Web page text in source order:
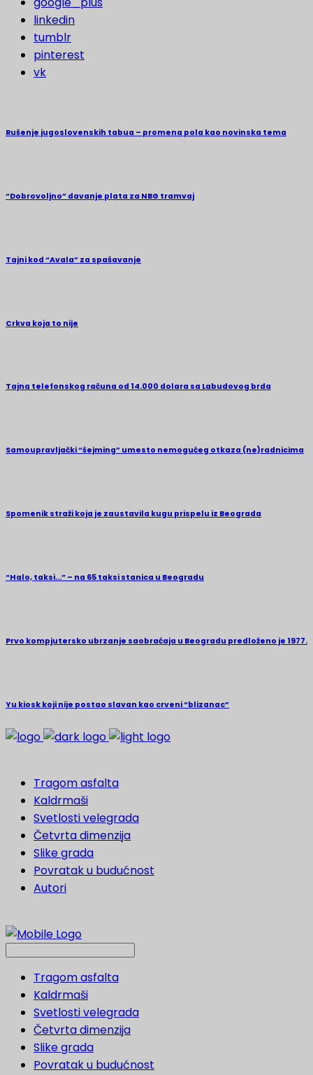
linkedin
tumblr
pinterest
vk
Rušenje jugoslovenskih tabua – promena pola kao novinska tema
“Dobrovoljno” davanje plata za NBG tramvaj
Tajni kod “Avala” za spašavanje
Crkva koja to nije
Tajna telefonskog računa od 14.000 dolara sa Labudovog brda
Samoupravljački “šejming” umesto nemogućeg otkaza (ne)radnicima
Spomenik straži koja je zaustavila kugu prispelu iz Beograda
“Halo, taksi…” – na 65 taksi stanica u Beogradu
Prvo kompjutersko ubrzanje saobraćaja u Beogradu predloženo je 1977.
Yu kiosk koji nije postao slavan kao crveni “blizanac”
Tragom asfalta
Kaldrmaši
Svetlosti velegrada
Četvrta dimenzija
Slike grada
Povratak u budućnost
Autori
Tragom asfalta
Kaldrmaši
Svetlosti velegrada
Četvrta dimenzija
Slike grada
Povratak u budućnost